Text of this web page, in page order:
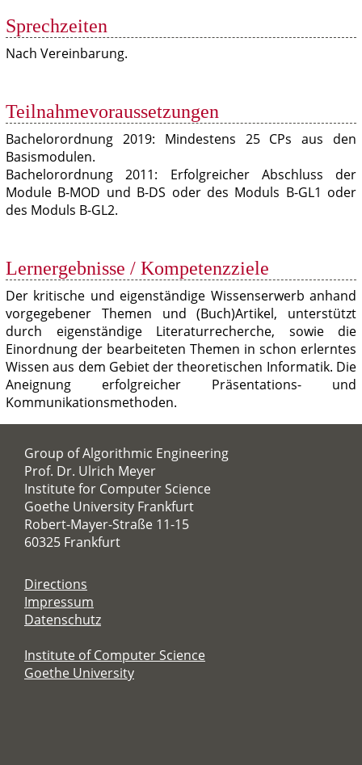
Sprechzeiten
Nach Vereinbarung.
Teilnahmevoraussetzungen
Bachelorordnung 2019: Mindestens 25 CPs aus den
Basismodulen.
Bachelorordnung 2011: Erfolgreicher Abschluss der
Module B-MOD und B-DS oder des Moduls B-GL1 oder
des Moduls B-GL2.
Lernergebnisse / Kompetenzziele
Der kritische und eigenständige Wissenserwerb anhand
vorgegebener Themen und (Buch)Artikel, unterstützt
durch eigenständige Literaturrecherche, sowie die
Einordnung der bearbeiteten Themen in schon erlerntes
Wissen aus dem Gebiet der theoretischen Informatik. Die
Aneignung erfolgreicher Präsentations- und
Kommunikationsmethoden.
Group of Algorithmic Engineering
Prof. Dr. Ulrich Meyer
Institute for Computer Science
Goethe University Frankfurt
Robert-Mayer-Straße 11-15
60325 Frankfurt
Directions
Impressum
Datenschutz
Institute of Computer Science
Goethe University